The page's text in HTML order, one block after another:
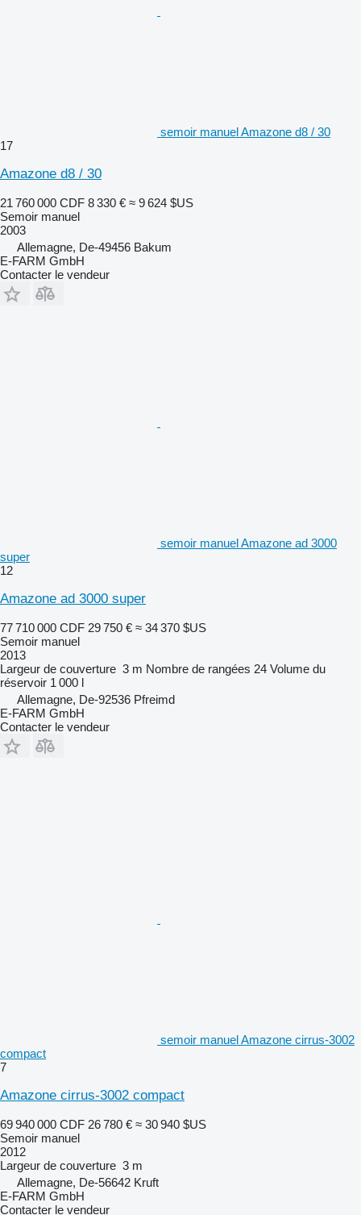
semoir manuel Amazone d8 / 30
17
Amazone d8 / 30
21 760 000 CDF 8 330 € ≈ 9 624 $US
Semoir manuel
2003
Allemagne, De-49456 Bakum
E-FARM GmbH
Contacter le vendeur
semoir manuel Amazone ad 3000
super
12
Amazone ad 3000 super
77 710 000 CDF 29 750 € ≈ 34 370 $US
Semoir manuel
2013
Largeur de couverture 3 m Nombre de rangées 24 Volume du
réservoir 1 000 l
Allemagne, De-92536 Pfreimd
E-FARM GmbH
Contacter le vendeur
semoir manuel Amazone cirrus-3002
compact
7
Amazone cirrus-3002 compact
69 940 000 CDF 26 780 € ≈ 30 940 $US
Semoir manuel
2012
Largeur de couverture 3 m
Allemagne, De-56642 Kruft
E-FARM GmbH
Contacter le vendeur